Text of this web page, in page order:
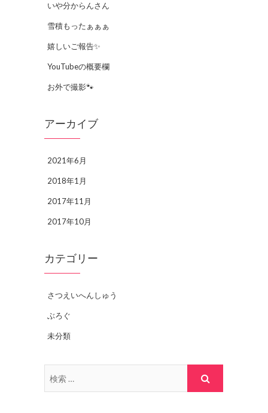
いや分からんさん
雪積もったぁぁぁ
嬉しいご報告✨
YouTubeの概要欄
お外で撮影🐾
アーカイブ
2021年6月
2018年1月
2017年11月
2017年10月
カテゴリー
さつえいへんしゅう
ぶろぐ
未分類